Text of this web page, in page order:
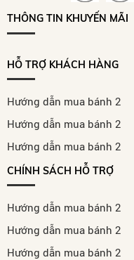
THÔNG TIN KHUYẾN MÃI
HỖ TRỢ KHÁCH HÀNG
Hướng dẫn mua bánh 2
Hướng dẫn mua bánh 2
Hướng dẫn mua bánh 2
CHÍNH SÁCH HỖ TRỢ
Hướng dẫn mua bánh 2
Hướng dẫn mua bánh 2
Hướng dẫn mua bánh 2